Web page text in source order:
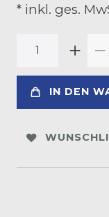
* inkl. ges.
IN DEN